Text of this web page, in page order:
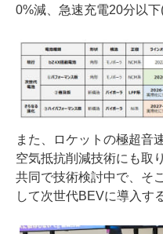
0%減、急速充電20分以下
また、ロケットの極超音
空気抵抗削減技術にも取
共同で技術検討中で、そ
して次世代BEVに導入する